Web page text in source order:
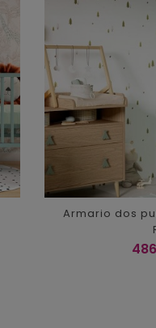
Armario dos